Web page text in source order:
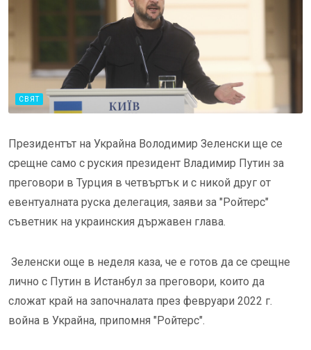
СВЯТ
Президентът на Украйна Володимир Зеленски ще се
срещне само с руския президент Владимир Путин за
преговори в Турция в четвъртък и с никой друг от
евентуалната руска делегация, заяви за "Ройтерс"
съветник на украинския държавен глава.
Зеленски още в неделя каза, че е готов да се срещне
лично с Путин в Истанбул за преговори, които да
сложат край на започналата през февруари 2022 г.
война в Украйна, припомня "Ройтерс".